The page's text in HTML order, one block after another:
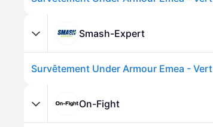
Smash-Expert
Survêtement Under Armour Emea - Vert
On-Fight